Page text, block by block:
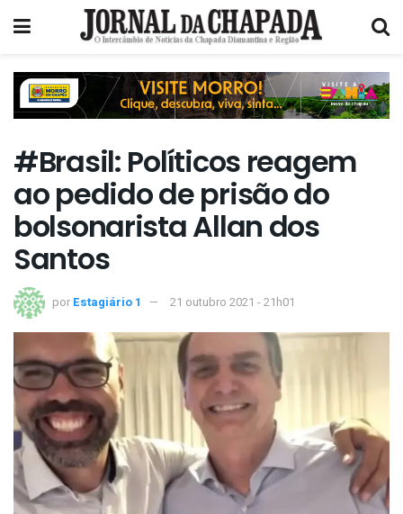
#Brasil: Políticos reagem
ao pedido de prisão do
bolsonarista Allan dos
Santos
por Estagiário 1 21 outubro 2021 - 21h01